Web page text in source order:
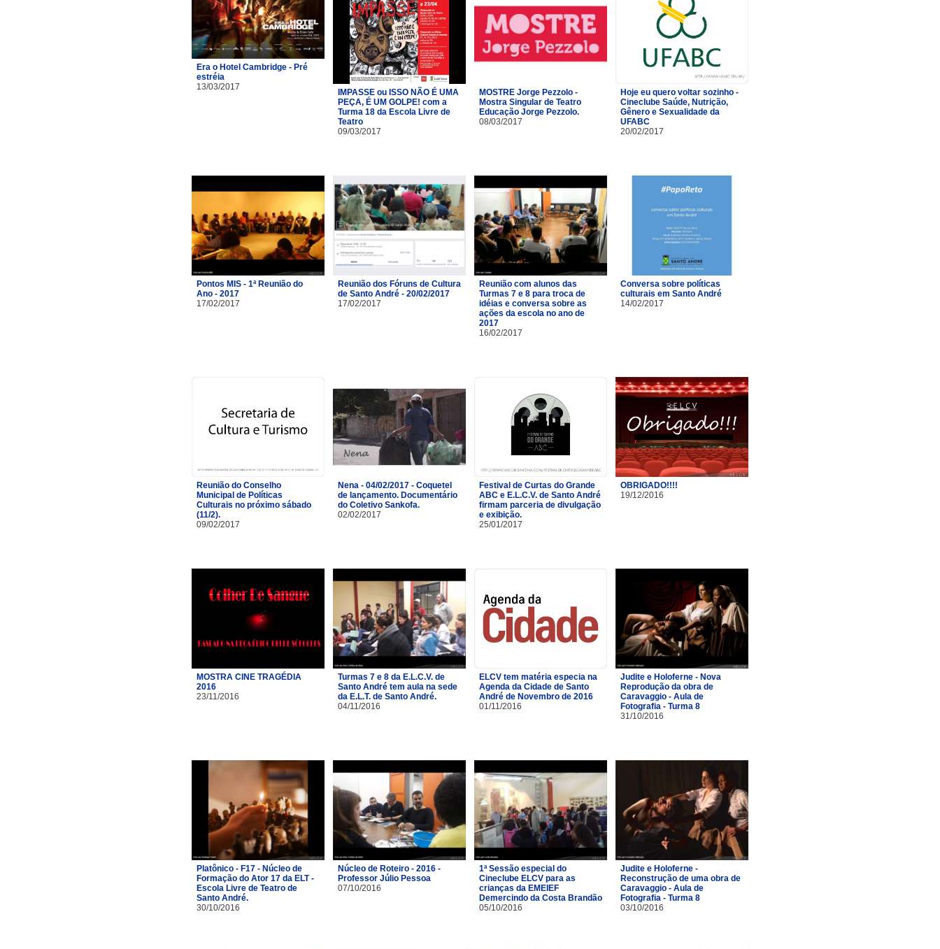
Era o Hotel Cambridge - Pré
estréia
13/03/2017
IMPASSE ou ISSO NÃO É UMA
PEÇA, É UM GOLPE! com a
Turma 18 da Escola Livre de
Teatro​
09/03/2017
MOSTRE Jorge Pezzolo -
Mostra Singular de Teatro
Educação Jorge Pezzolo.
08/03/2017
Hoje eu quero voltar sozinho -
Cineclube Saúde, Nutrição,
Gênero e Sexualidade da
UFABC
20/02/2017
Pontos MIS - 1ª Reunião do
Ano - 2017
17/02/2017
Reunião dos Fóruns de Cultura
de Santo André - 20/02/2017
17/02/2017
Reunião com alunos das
Turmas 7 e 8 para troca de
idéias e conversa sobre as
ações da escola no ano de
2017
16/02/2017
Conversa sobre políticas
culturais em Santo André
14/02/2017
Reunião do Conselho
Municipal de Políticas
Culturais no próximo sábado
(11/2).
09/02/2017
Nena - 04/02/2017 - Coquetel
de lançamento. Documentário
do Coletivo Sankofa.
02/02/2017
Festival de Curtas do Grande
ABC e E.L.C.V. de Santo André
firmam parceria de divulgação
e exibição.
25/01/2017
OBRIGADO!!!!
19/12/2016
MOSTRA CINE TRAGÉDIA
2016
23/11/2016
Turmas 7 e 8 da E.L.C.V. de
Santo André tem aula na sede
da E.L.T. de Santo André.
04/11/2016
ELCV tem matéria especia na
Agenda da Cidade de Santo
André de Novembro de 2016
01/11/2016
Judite e Holoferne - Nova
Reprodução da obra de
Caravaggio - Aula de
Fotografia - Turma 8
31/10/2016
Platônico - F17 - Núcleo de
Formação do Ator 17 da ELT -
Escola Livre de Teatro de
Santo André.
30/10/2016
Núcleo de Roteiro - 2016 -
Professor Júlio Pessoa
07/10/2016
1ª Sessão especial do
Cineclube ELCV para as
crianças da EMEIEF
Demercindo da Costa Brandão
05/10/2016
Judite e Holoferne -
Reconstrução de uma obra de
Caravaggio - Aula de
Fotografia - Turma 8
03/10/2016